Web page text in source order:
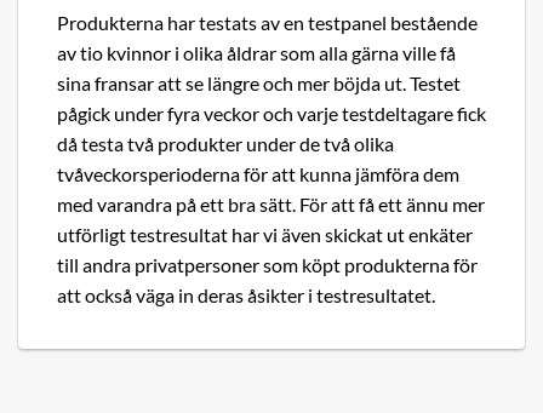
Produkterna har testats av en testpanel bestående
av tio kvinnor i olika åldrar som alla gärna ville få
sina fransar att se längre och mer böjda ut. Testet
pågick under fyra veckor och varje testdeltagare fick
då testa två produkter under de två olika
tvåveckorsperioderna för att kunna jämföra dem
med varandra på ett bra sätt. För att få ett ännu mer
utförligt testresultat har vi även skickat ut enkäter
till andra privatpersoner som köpt produkterna för
att också väga in deras åsikter i testresultatet.